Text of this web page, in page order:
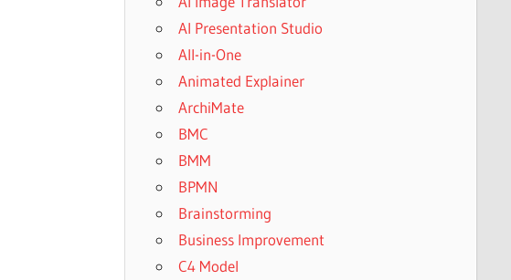
AI Presentation Studio
All-in-One
Animated Explainer
ArchiMate
BMC
BMM
BPMN
Brainstorming
Business Improvement
C4 Model